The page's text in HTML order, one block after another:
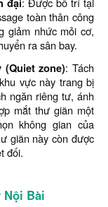
toàn thân công
giảm nhức mỏi cơ,
ra sân bay.
zone): Tách
vực này trang bị
ngăn riêng tư, ánh
mắt thư giãn một
không gian của
giãn này còn được
đối.
Nội Bài